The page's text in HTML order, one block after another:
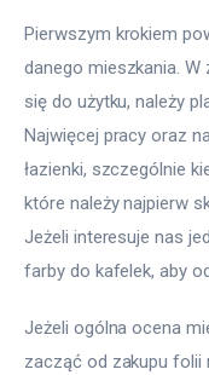
Pierwszym krokiem
danego mieszkania.
się do użytku, należy
Najwięcej pracy oraz
łazienki, szczególnie
które należy najpierw
Jeżeli interesuje nas
farby do kafelek, aby
Jeżeli ogólna ocena
zacząć od zakupu folii